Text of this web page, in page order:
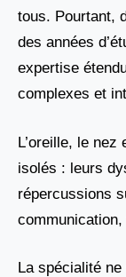
tous. Pourtant,
des années
expertise
complexes et
L’oreille, le
isolés : leurs
répercussions
La spécialité